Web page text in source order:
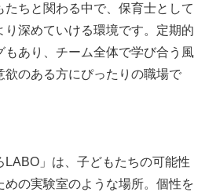
たちと関わる中で、保育士として
り深めていける環境です。定期的
もあり、チーム全体で学び合う風
欲のある方にぴったりの職場で
LABO」は、子どもたちの可能性
めの実験室のような場所。個性を